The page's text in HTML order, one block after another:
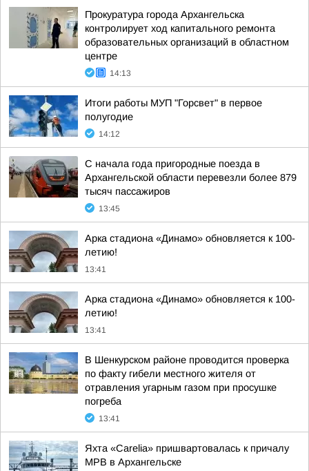
Прокуратура города Архангельска
контролирует ход капитального ремонта
образовательных организаций в областном
центре
14:13
Итоги работы МУП "Горсвет" в первое
полугодие
14:12
С начала года пригородные поезда в
Архангельской области перевезли более 879
тысяч пассажиров
13:45
Арка стадиона «Динамо» обновляется к 100-
летию!
13:41
Арка стадиона «Динамо» обновляется к 100-
летию!
13:41
В Шенкурском районе проводится проверка
по факту гибели местного жителя от
отравления угарным газом при просушке
погреба
13:41
Яхта «Carelia» пришвартовалась к причалу
МРВ в Архангельске